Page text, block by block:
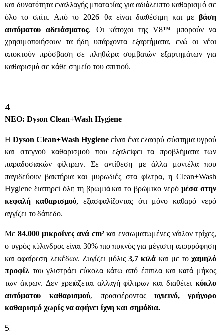
και δυνατότητα εναλλαγής μπαταρίας για αδιάλειπτο καθαρισμό σε
όλο το σπίτι. Από το 2026 θα είναι διαθέσιμη και με βάση
αυτόματου αδειάσματος. Οι κάτοχοι τηςV8™ μπορούν να
χρησιμοποιήσουν τα ήδη υπάρχοντα εξαρτήματα, ενώ οι νέοι
αποκτούν πρόσβαση σε πληθώρα συμβατών εξαρτημάτων για
καθαρισμό σε κάθε σημείο του σπιτιού.
ΝΕΟ: Dyson Clean+Wash Hygiene
ΗDyson Clean+Wash Hygiene είναι ένα ελαφρύ σύστημα υγρού
και στεγνού καθαρισμού που εξαλείφει τα προβλήματα των
παραδοσιακών φίλτρων. Σε αντίθεση με άλλα μοντέλα που
παγιδεύουν βακτήρια και μυρωδιές στα φίλτρα, η Clean+Wash
Hygiene διατηρεί όλη τη βρωμιά και το βρώμικο νερόμέσα στην
κεφαλή καθαρισμού, εξασφαλίζοντας ότι μόνο καθαρό νερό
αγγίζει το δάπεδο.
Με 84.000 μικροΐνες ανά cm²και ενσωματωμένες νάιλον τρίχες,
ο υγρός κύλινδρος είναι 30% πιο πυκνός για μέγιστη απορρόφηση
και αφαίρεση λεκέδων. Ζυγίζει μόλις 3,7 κιλά και με τοχαμηλό
προφίλ του γλιστράει εύκολα κάτω από έπιπλα και κατά μήκος
των άκρων. Δεν χρειάζεται αλλαγή φίλτρων και διαθέτει κύκλο
αυτόματου καθαρισμού, προσφέροντας υγιεινό, γρήγορο
καθαρισμό χωρίς να αφήνει ίχνη και σημάδια.